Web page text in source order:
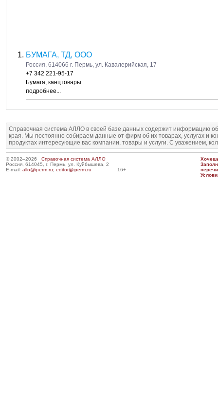
БУМАГА, ТД, ООО
Россия, 614066 г. Пермь, ул. Кавалерийская, 17
+7 342 221-95-17
Бумага, канцтовары
подробнее...
Справочная система АЛЛО в своей базе данных содержит информацию
края. Мы постоянно собираем данные от фирм об их товарах, услугах и
продуктах интересующие вас компании, товары и услуги. С уважением,
© 2002–2026 Справочная система АЛЛО
Россия, 614045, г. Пермь, ул. Куйбышева, 2
E-mail: allo@iperm.ru; editor@iperm.ru 16+